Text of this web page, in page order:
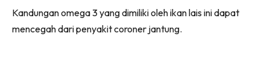
Kandungan omega 3 yang dimiliki oleh ikan lais ini dapat
mencegah dari penyakit coroner jantung.